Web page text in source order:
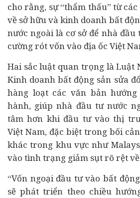
cho rằng, sự “thẩm thấu” từ
về sở hữu và kinh doanh bất
nước ngoàilà cơ sở để nhà đầu
cường rót vốn vào địa ốc Việt
Hai sắc luật quan trọng là Luật
Kinh doanh bất động sản sửa
hàng loạt các văn bản
hành, giúp nhà đầu tư nước
tâm hơn khi đầu tư vào thị
Việt Nam, đặc biệt trong bối
khác trong khu vực như
vào tình trạng giảm sụt rõ rệt
“Vốn ngoại đầu tư vào bất
sẽ phát triển theo chiều